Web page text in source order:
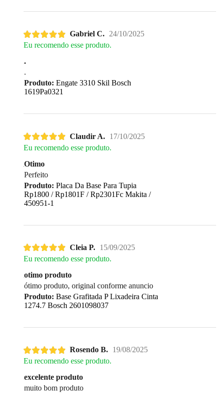
Gabriel C. 24/10/2025
Eu recomendo esse produto.
.
.
Produto: Engate 3310 Skil Bosch
1619Pa0321
Claudir A. 17/10/2025
Eu recomendo esse produto.
Otimo
Perfeito
Produto: Placa Da Base Para Tupia
Rp1800 / Rp1801F / Rp2301Fc Makita /
450951-1
Cleia P. 15/09/2025
Eu recomendo esse produto.
otimo produto
ótimo produto, original conforme anuncio
Produto: Base Grafitada P Lixadeira Cinta
1274.7 Bosch 2601098037
Rosendo B. 19/08/2025
Eu recomendo esse produto.
excelente produto
muito bom produto